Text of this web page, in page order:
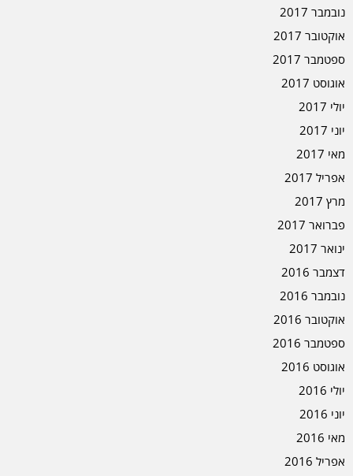
נובמבר 2017
אוקטובר 2017
ספטמבר 2017
אוגוסט 2017
יולי 2017
יוני 2017
מאי 2017
אפריל 2017
מרץ 2017
פברואר 2017
ינואר 2017
דצמבר 2016
נובמבר 2016
אוקטובר 2016
ספטמבר 2016
אוגוסט 2016
יולי 2016
יוני 2016
מאי 2016
אפריל 2016